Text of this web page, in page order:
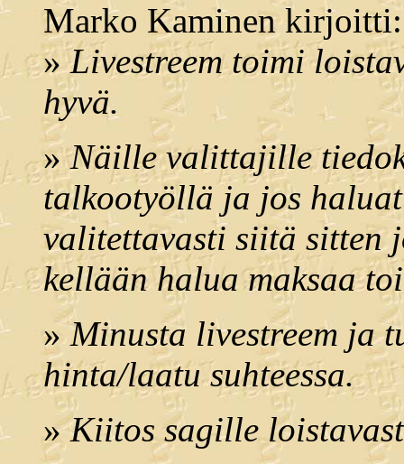
Marko Kaminen kirjoitti:
»Livestreem toimi
hyvä.
»Näille valittajille
talkootyöllä ja jos
valitettavasti siitä sitten
kellään halua maksaa
»Minusta livestreem ja
hinta/laatu suhteessa.
»Kiitos sagille